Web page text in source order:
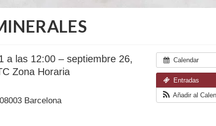
Calendar
Entradas
Añadir al
a las 12:00 – septiembre 26,
Zona Horaria
Barcelona